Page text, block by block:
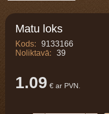
Matu loks
Kods:
9133166
Noliktavā:
39
1.09 € ar PVN.